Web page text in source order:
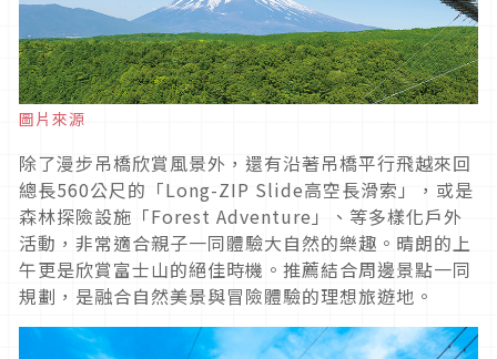
圖片來源
除了漫步吊橋欣賞風景外，還有沿著吊橋平行飛越來回
總長560公尺的「Long-ZIP Slide高空長滑索」，或是
森林探險設施「Forest Adventure」、等多樣化戶外
活動，非常適合親子一同體驗大自然的樂趣。晴朗的上
午更是欣賞富士山的絕佳時機。推薦結合周邊景點一同
規劃，是融合自然美景與冒險體驗的理想旅遊地。